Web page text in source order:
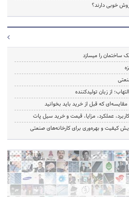
خوبی دارند؟
را میسازد
از زبان تولیدکننده
که قبل از خرید باید بخوانید
عملکرد، مزایا، قیمت و خرید سیل پات
کیفیت و بهره‌وری برای کارخانه‌های صنعتی